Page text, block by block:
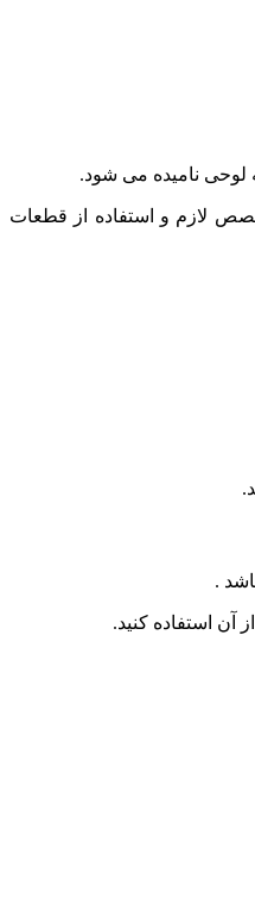
لازم و استفاده از قطعات
.
آن استفاده کنید.